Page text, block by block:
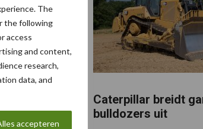
The
the following
access
and content,
research,
data, and
accepteren
nieuwe
Caterpillar breidt
bulldozers uit